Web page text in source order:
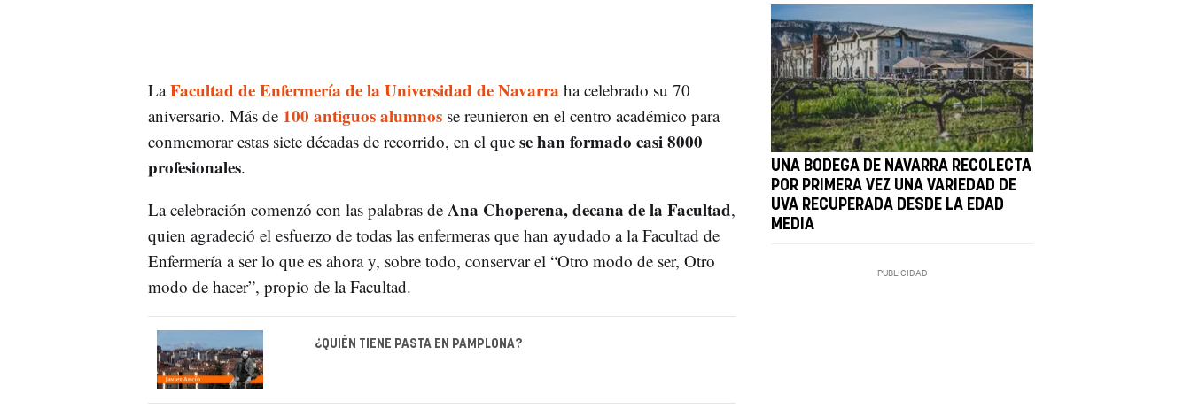
LaFacultad de Enfermería de la Universidad de Navarra ha celebrado su 70
aniversario. Más de 100 antiguos alumnosse reunieron en el centro académico para
conmemorar estas siete décadas de recorrido, en el quese han formado casi 8000
profesionales.
La celebración comenzó con las palabras deAna Choperena, decana de la Facultad,
quien agradeció el esfuerzo de todas las enfermeras que han ayudado a la Facultad de
Enfermería a ser lo que es ahora y, sobre todo, conservar el “Otro modo de ser, Otro
modo de hacer”, propio de la Facultad.
¿QUIÉN TIENE PASTA EN PAMPLONA?
UNA BODEGA DE NAVARRA RECOLECTA
POR PRIMERA VEZ UNA VARIEDAD DE
UVA RECUPERADA DESDE LA EDAD
MEDIA